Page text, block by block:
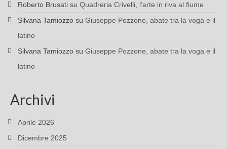
Roberto Brusati su Quadreria Crivelli, l’arte in riva al fiume
Silvana Tamiozzo su Giuseppe Pozzone, abate tra la voga e il
latino
Silvana Tamiozzo su Giuseppe Pozzone, abate tra la voga e il
latino
Archivi
Aprile 2026
Dicembre 2025